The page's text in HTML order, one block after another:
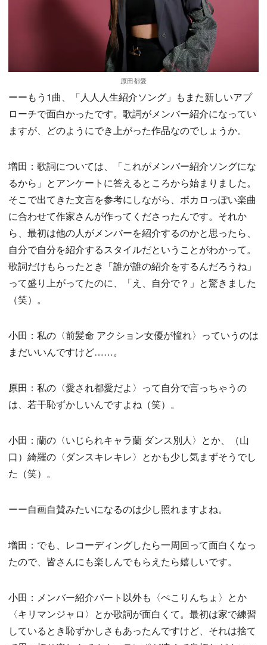
原田都愛
ーーもう1曲、「人人人生紹介ソング」もまた新しいアプ
ローチで面白かったです。歌詞がメンバー紹介になってい
ますが、どのようにでき上がった作品なのでしょうか。
増田：歌詞については、「これがメンバー紹介ソングにな
るから」とアンケートに答えるところから始まりました。
そこで出てきた文言を参考にしながら、ボカロっぽい楽曲
に合わせて作家さんが作ってくださったんです。それか
ら、最初は他の人がメンバーを紹介するのかと思ったら、
自分で自分を紹介するスタイルだということがわかって。
歌詞だけもらったとき「誰が誰の紹介をするんだろうね」
って盛り上がってたのに、「え、自分で？」と驚きました
（笑）。
小田：私の〈前髪命 アクション女優が憧れ〉っていうのは
まだいいんですけど……。
原田：私の〈愛され都愛だよ〉って自分で言っちゃうの
は、若干恥ずかしいんですよね（笑）。
小田：蘭の〈いじられキャラ蘭 ダンス別人〉とか、（山
口）綺羅の〈ダンスキレキレ〉とかも少し気まずそうでし
た（笑）。
ーー自画自賛みたいになるのは少し照れますよね。
増田：でも、レコーディングしたら一周回って面白くなっ
たので、皆さんにも楽しんでもらえたら嬉しいです。
小田：メンバー紹介パート以外も〈ぺこりんちょ〉とか
〈キリマンジャロ〉とか歌詞が面白くて。最初は家で練習
しているとき恥ずかしさもあったんですけど、それは捨て